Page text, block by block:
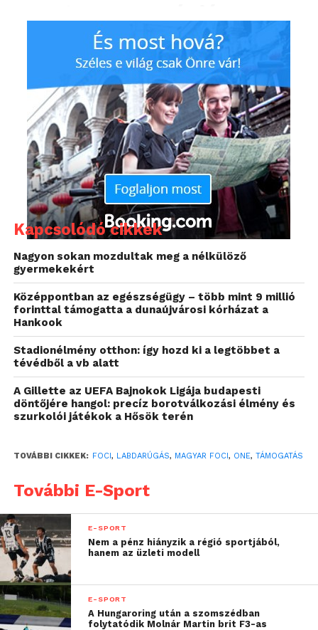
stratégiájában: a vállalat
a Nemzeti Tizenegy
főszponzoraként a
magyar labdarúgás
fejlődését és
népszerűsítését
támogatja, erősítve a
szurkolók és a válogatott
közötti összetartozás
élményét, előtérbe
helyezve a sportág
közösségformáló erejét
és a futballközösség
számára értékteremtő
kezdeményezéseket.
Kapcsolódó cikkek
Nagyon sokan mozdultak meg a nélkülöző
gyermekekért
Középpontban az egészségügy – több mint 9 millió
forinttal támogatta a dunaújvárosi kórházat a
Hankook
Stadionélmény otthon: így hozd ki a legtöbbet a
tévédből a vb alatt
A Gillette az UEFA Bajnokok Ligája budapesti
döntőjére hangol: precíz borotválkozási élmény és
szurkolói játékok a Hősök terén
TOVÁBBI CIKKEK: FOCI, LABDARÚGÁS, MAGYAR FOCI, ONE, TÁMOGATÁS
További E-Sport
E-SPORT
Nem a pénz hiányzik a régió sportjából,
hanem az üzleti modell
E-SPORT
A Hungaroring után a szomszédban
folytatódik Molnár Martin brit F3-as